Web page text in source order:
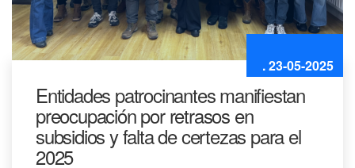
. 23-05-2025
Entidades patrocinantes manifiestan
preocupación por retrasos en
subsidios y falta de certezas para el
2025